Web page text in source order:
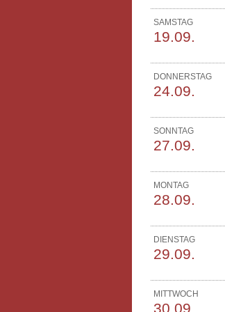
SAMSTAG
19.09.
DONNERSTAG
24.09.
SONNTAG
27.09.
MONTAG
28.09.
DIENSTAG
29.09.
MITTWOCH
30.09.